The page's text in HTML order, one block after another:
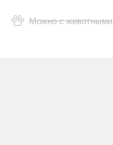
Можно с животными